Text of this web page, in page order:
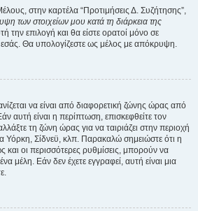
στην καρτέλα “Προτιμήσεις Δ. Συζήτησης”,
των στοιχείων μου κατά τη διάρκεια της
την επιλογή και θα είστε ορατοί μόνο σε
εσάς. Θα υπολογίζεστε ως μέλος με απόκρυψη.
να είναι από διαφορετική ζώνης ώρας από
αυτή είναι η περίπτωση, επισκεφθείτε τον
τη ζώνη ώρας για να ταιριάζει στην περιοχή
Υόρκη, Σίδνεϋ, κλπ. Παρακαλώ σημειώστε ότι η
οι περισσότερες ρυθμίσεις, μπορούν να
μέλη. Εάν δεν έχετε εγγραφεί, αυτή είναι μια